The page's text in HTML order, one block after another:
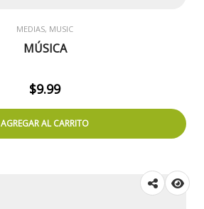
MEDIAS, MUSIC
MÚSICA
$9.99
AGREGAR AL CARRITO